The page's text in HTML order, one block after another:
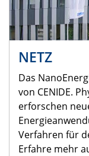
NETZ
Das
von CENIDE.
erforschen
Verfahren für
Erfahre mehr